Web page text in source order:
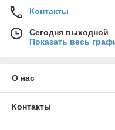
Контакты
Сегодня выходной
Показать весь
О нас
Контакты